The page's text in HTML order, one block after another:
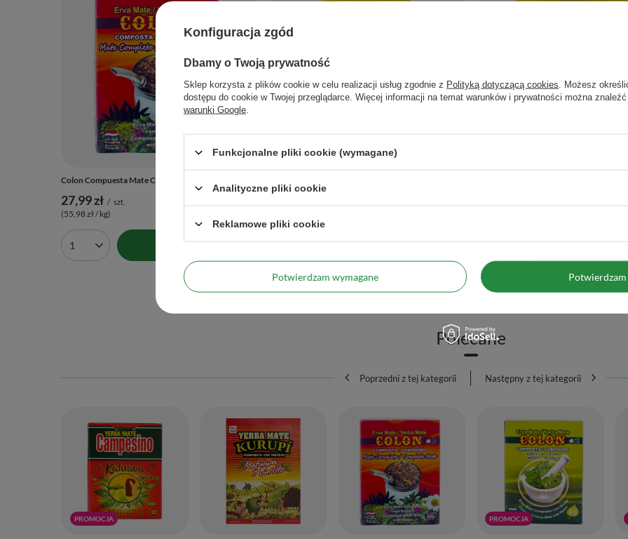
Colon Compuesta Mate Completo 0,5kg
27,99 zł / szt.
(55,98 zł / kg)
Ilość produktów Do koszyka
PROMOCJA
Ilość produktów Do koszyka
Polecane
Poprzedni z tej kategorii Następny z tej kategorii
PROMOCJA PROMOCJA
Konfiguracja zgód
Dbamy o Twoją prywatność
Sklep korzysta z plików cookie w celu realizacji usług zgodnie z Polityką dotyczącą cookies . Możesz
dostępu do cookie w Twojej przeglądarce. Więcej informacji na temat warunków i prywatności można
warunki Google
Funkcjonalne pliki cookie (wymagane)
Analityczne pliki cookie
Reklamowe pliki cookie
Potwierdzam wymagane